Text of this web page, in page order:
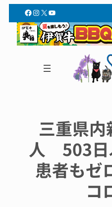
Facebook
Instagram
X YouTube
三重県
人 503日
患者も
コ